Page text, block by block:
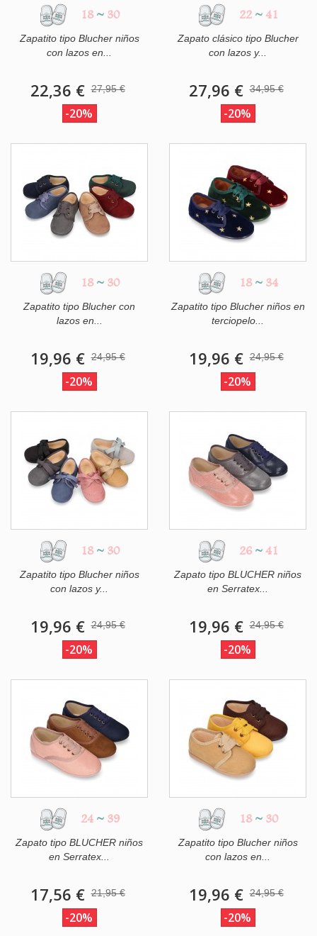
18 ~ 30
Zapatito tipo Blucher niños
con lazos en...
22,36 € 27,95 €
-20%
22 ~ 41
Zapato clásico tipo Blucher
con lazos y...
27,96 € 34,95 €
-20%
18 ~ 30
Zapatito tipo Blucher con
lazos en...
19,96 € 24,95 €
-20%
18 ~ 34
Zapatito tipo Blucher niños en
terciopelo...
19,96 € 24,95 €
-20%
18 ~ 30
Zapatito tipo Blucher niños
con lazos y...
19,96 € 24,95 €
-20%
26 ~ 41
Zapato tipo BLUCHER niños
en Serratex...
19,96 € 24,95 €
-20%
24 ~ 39
Zapato tipo BLUCHER niños
en Serratex...
17,56 € 21,95 €
-20%
18 ~ 30
Zapatito tipo Blucher niños
con lazos en...
19,96 € 24,95 €
-20%